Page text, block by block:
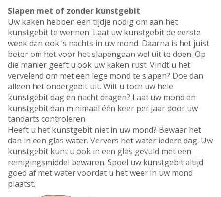
Slapen met of zonder kunstgebit
Uw kaken hebben een tijdje nodig om aan het
kunstgebit te wennen. Laat uw kunstgebit de eerste
week dan ook ’s nachts in uw mond. Daarna is het juist
beter om het voor het slapengaan wel uit te doen. Op
die manier geeft u ook uw kaken rust. Vindt u het
vervelend om met een lege mond te slapen? Doe dan
alleen het ondergebit uit. Wilt u toch uw hele
kunstgebit dag en nacht dragen? Laat uw mond en
kunstgebit dan minimaal één keer per jaar door uw
tandarts controleren.
Heeft u het kunstgebit niet in uw mond? Bewaar het
dan in een glas water. Ververs het water iedere dag. Uw
kunstgebit kunt u ook in een glas gevuld met een
reinigingsmiddel bewaren. Spoel uw kunstgebit altijd
goed af met water voordat u het weer in uw mond
plaatst.